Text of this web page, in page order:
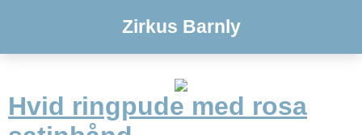
Zirkus Barnly
Hvid ringpude med rosa